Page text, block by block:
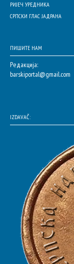
РИЈЕЧ УРЕДНИКА
СРПСКИ ГЛАС ЈАДРАНА
ПИШИТЕ НАМ
Редакција:
barskiportal@gmail.com
IZDAVAČ: